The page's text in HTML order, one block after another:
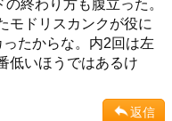
終わり方も腹立った。
モドリスカンクが役に
たからな。内2回は左
低いほうではあるけ
返信